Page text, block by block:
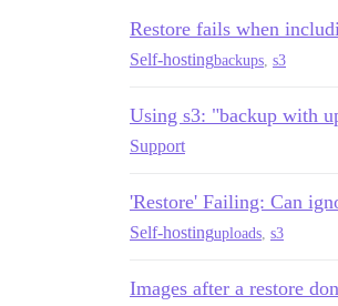
Restore fails when
Self-hostingbackups s3
Using s3: "backup with
Support
'Restore' Failing: Can
Self-hostinguploads s3
Images after a restore